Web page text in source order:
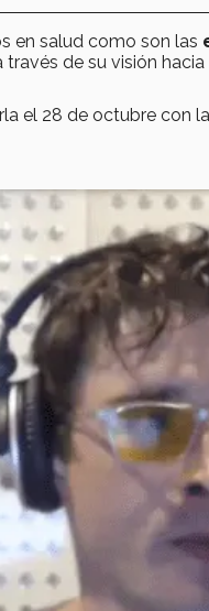
en salud como son las
de su visión hacia
el 28 de octubre con